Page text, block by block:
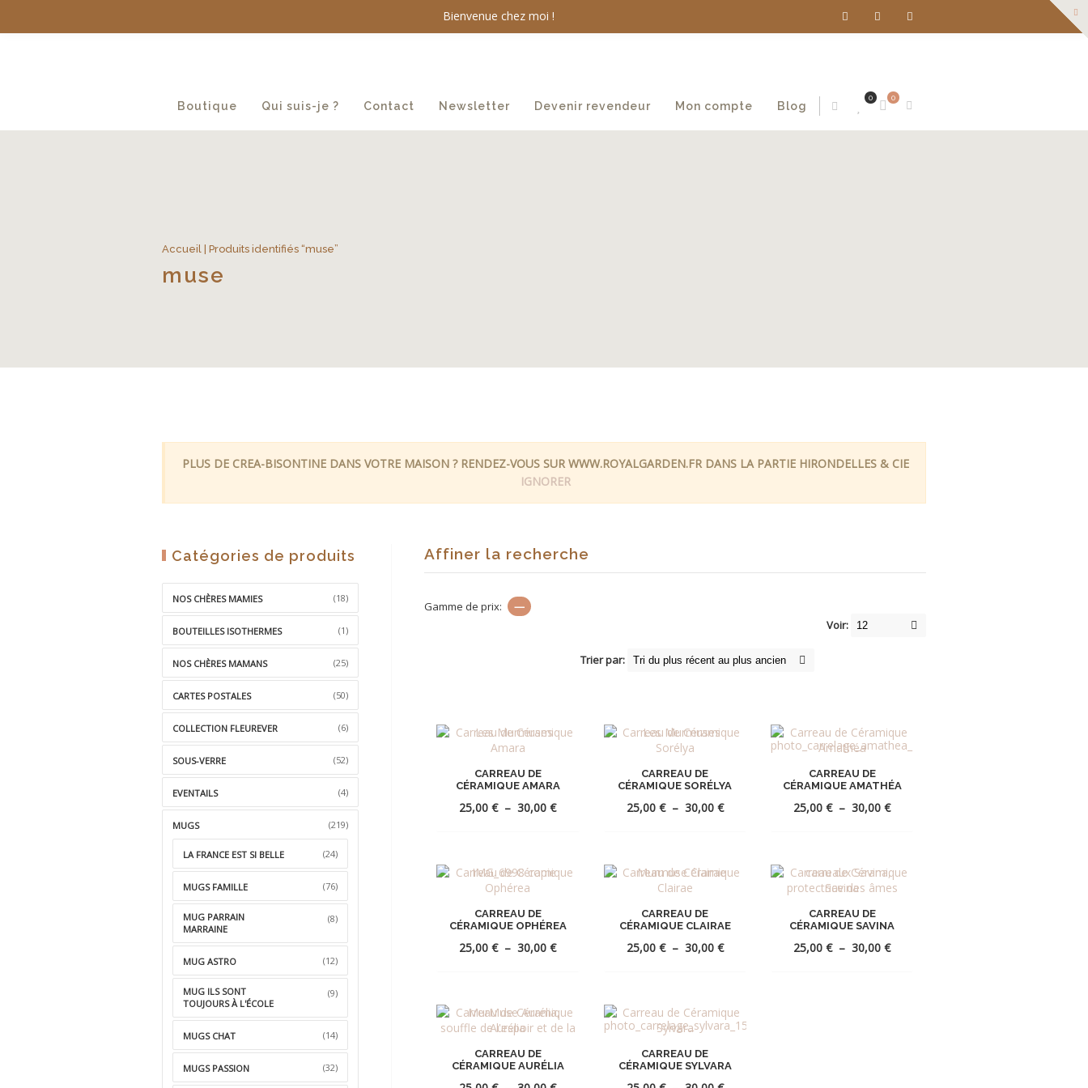
Bienvenue chez moi !
0
0
Boutique Qui suis-je ? Contact Newsletter Devenir revendeur Mon compte Blog
Accueil | Produits identifiés “muse”
muse
PLUS DE CREA-BISONTINE DANS VOTRE MAISON ? RENDEZ-VOUS SUR WWW.ROYALGARDEN.FR DANS LA PARTIE HIRONDELLES & CIE
IGNORER
Affiner la recherche
Gamme de prix:
—
Voir:
Trier par:
CARREAU DE
CÉRAMIQUE AMARA
25,00€ – 30,00€Plage
à
30,00 €
WISHLIST
CARREAU DE
CÉRAMIQUE SORÉLYA
25,00 € – 30,00 €Plage
à
30,00 €
WISHLIST
CARREAU DE
CÉRAMIQUE AMATHÉA
25,00€ – 30,00€Plage
à
30,00 €
WISHLIST
CARREAU DE
CÉRAMIQUE OPHÉREA
25,00€ – 30,00€Plage
à
30,00 €
WISHLIST
CARREAU DE
CÉRAMIQUE CLAIRAE
25,00 € – 30,00 €Plage
à
30,00 €
À
WISHLIST
CARREAU DE
CÉRAMIQUE SAVINA
25,00€ – 30,00€Plage
CARREAU DE
CÉRAMIQUE AURÉLIA
CARREAU DE
CÉRAMIQUE SYLVARA
Catégories de produits
NOS CHÈRES MAMIES (18)
BOUTEILLES ISOTHERMES (1)
NOS CHÈRES MAMANS (25)
CARTES POSTALES (50)
COLLECTION FLEUREVER (6)
SOUS-VERRE (52)
EVENTAILS (4)
MUGS (219)
LA FRANCE EST SI BELLE (24)
MUGS FAMILLE (76)
MUG PARRAIN
MARRAINE
(8)
MUG ASTRO (12)
MUG ILS SONT
TOUJOURS À L'ÉCOLE
(9)
MUGS CHAT (14)
MUGS PASSION (32)